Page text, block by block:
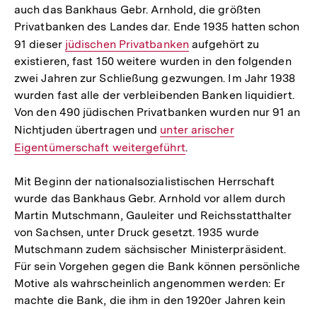
auch das Bankhaus Gebr. Arnhold, die größten
Privatbanken des Landes dar. Ende 1935 hatten schon
91 dieser Interner
Link:
jüdischen Privatbankenaufgehört zu
existieren, fast 150 weitere wurden in den folgenden
zwei Jahren zur Schließung gezwungen. Im Jahr 1938
wurden fast alle der verbleibenden Banken liquidiert.
Von den 490 jüdischen Privatbanken wurden nur 91 an
Nichtjuden übertragen und Interner
Link:
unter arischer
Eigentümerschaft weitergeführt.
Mit Beginn der nationalsozialistischen Herrschaft
wurde das Bankhaus Gebr. Arnhold vor allem durch
Martin Mutschmann, Gauleiter und Reichsstatthalter
von Sachsen, unter Druck gesetzt. 1935 wurde
Mutschmann zudem sächsischer Ministerpräsident.
Für sein Vorgehen gegen die Bank können persönliche
Motive als wahrscheinlich angenommen werden: Er
machte die Bank, die ihm in den 1920er Jahren kein